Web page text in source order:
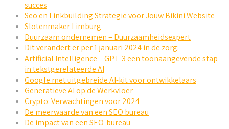
succes
Seo en Linkbuilding Strategie voor Jouw Bikini Website
Slotenmaker Limburg
Duurzaam ondernemen – Duurzaamheidsexpert
Dit verandert er per 1 januari 2024 in de zorg:
Artificial Intelligence – GPT-3 een toonaangevende stap
in tekstgerelateerde AI
Google met uitgebreide AI-kit voor ontwikkelaars
Generatieve AI op de Werkvloer
Crypto: Verwachtingen voor 2024
De meerwaarde van een SEO bureau
De impact van een SEO-bureau